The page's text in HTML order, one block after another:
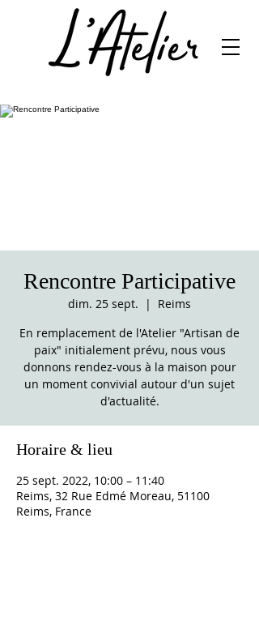
Rencontre Participative
dim. 25 sept.
  |
Reims
En remplacement de l'Atelier "Artisan de
paix" initialement prévu, nous vous
donnons rendez-vous à la maison pour
un moment convivial autour d'un sujet
d'actualité.
Horaire & lieu
25 sept. 2022, 10:00 – 11:40
Reims, 32 Rue Edmé Moreau, 51100
Reims, France